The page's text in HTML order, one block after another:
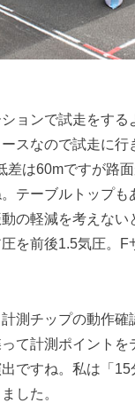
ョンで試走をする
スなので試走に行
差は60mですが路
テーブルトップも
の軽減を考えない
を前後1.5気圧。F
測チップの動作確
て計測ポイントを
ですね。私は「
した。